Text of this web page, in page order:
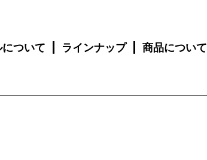
ついて ラインナップ 商品について